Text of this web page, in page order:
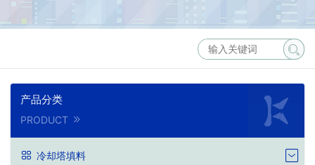
产品分类
PRODUCT
冷却塔填料